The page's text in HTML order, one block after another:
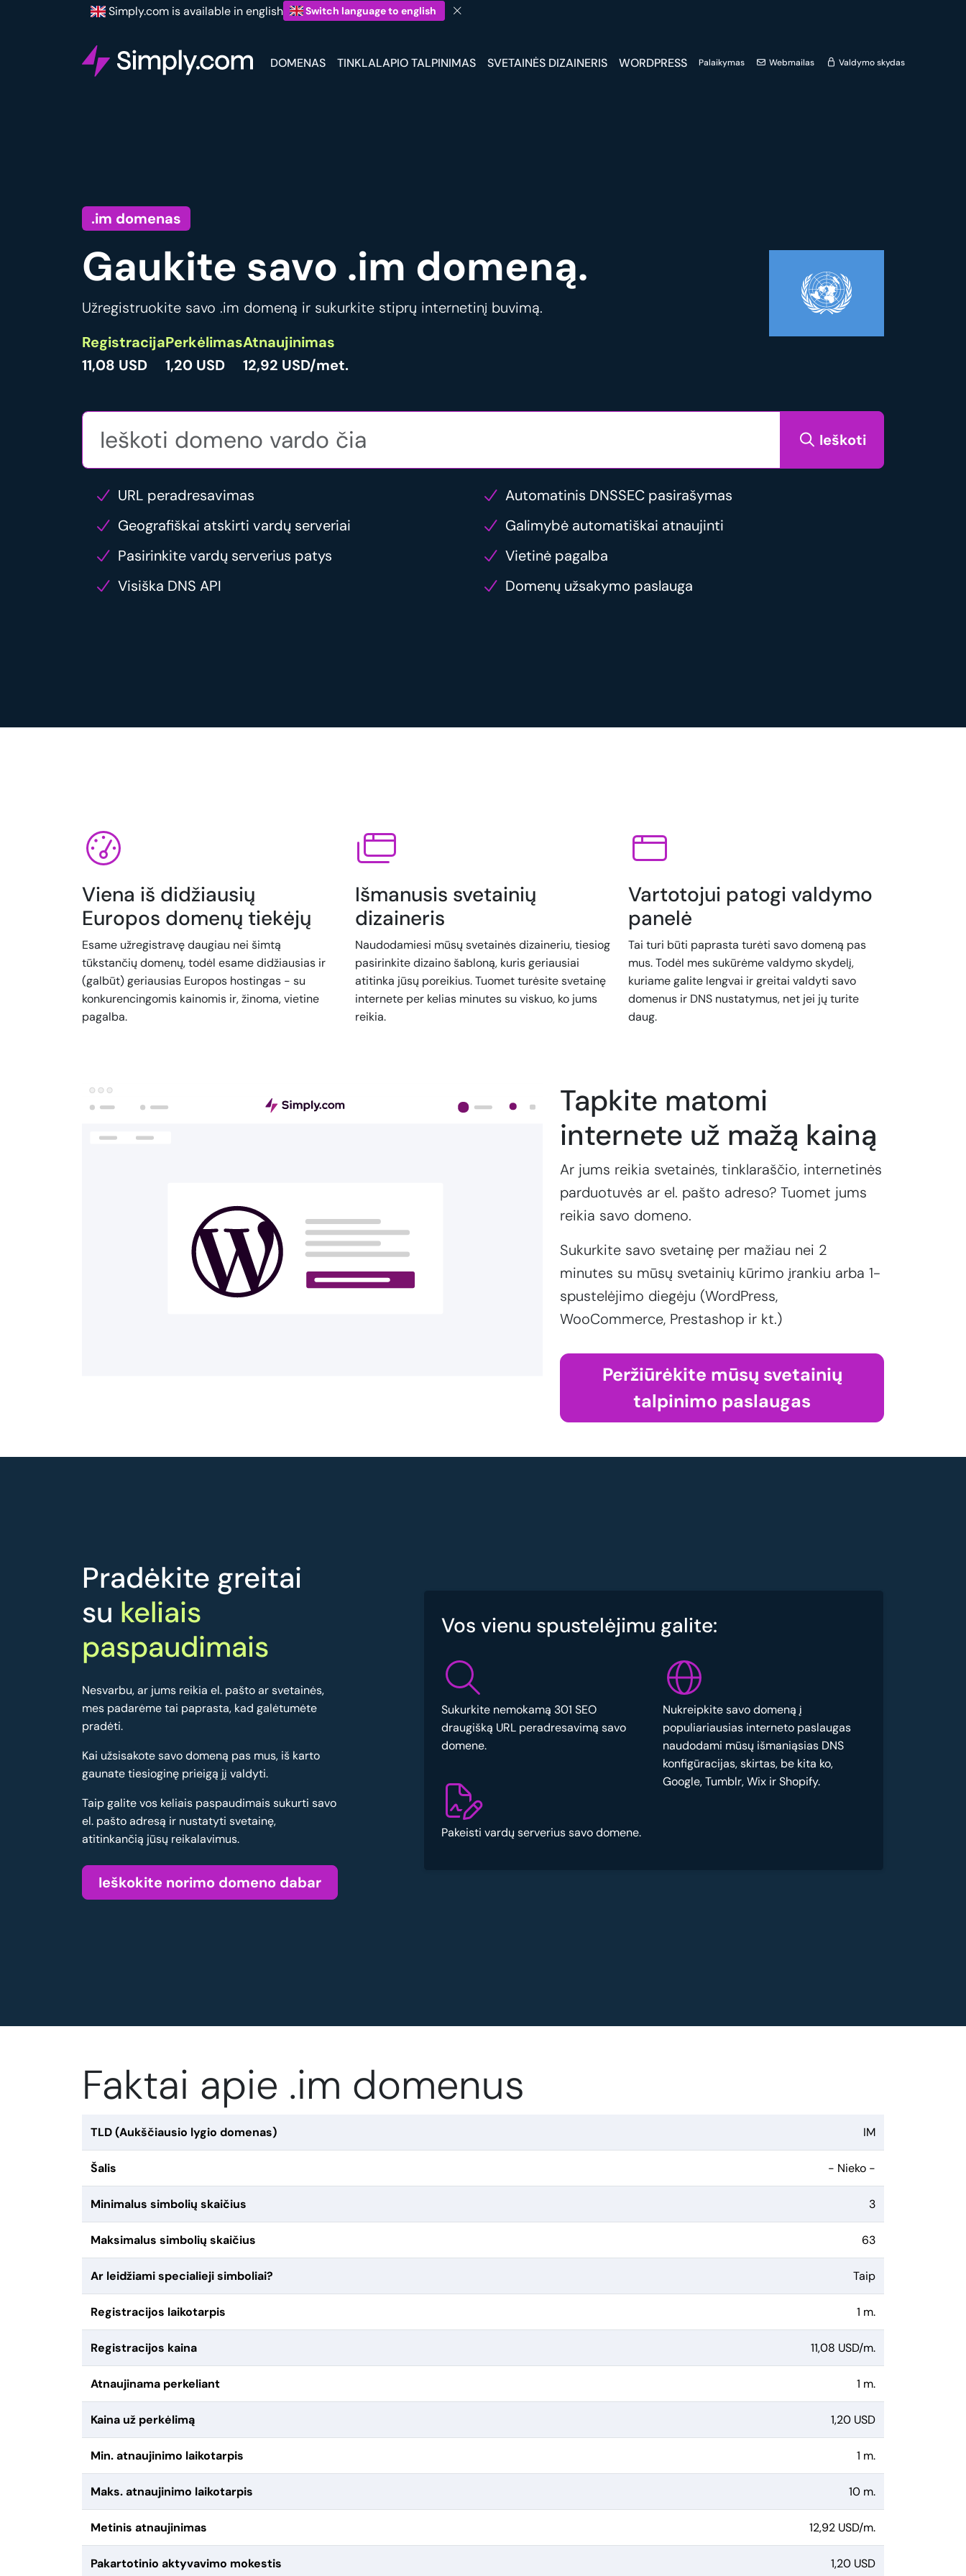
Simply.com is available in english Switch language to english
DOMENAS TINKLALAPIO TALPINIMAS SVETAINĖS DIZAINERIS WORDPRESS Palaikymas Webmailas Valdymo skydas
.im domenas
Gaukite savo .im domeną.
Užregistruokite savo .im domeną ir sukurkite stiprų internetinį buvimą.
Registracija
11,08 USD
Perkėlimas
1,20 USD
Atnaujinimas
12,92 USD/met.
Ieškoti
URL peradresavimas
Automatinis DNSSEC pasirašymas
Geografiškai atskirti vardų serveriai
Galimybė automatiškai atnaujinti
Pasirinkite vardų serverius patys
Vietinė pagalba
Visiška DNS API
Domenų užsakymo paslauga
Viena iš didžiausių
Europos domenų tiekėjų
Esame užregistravę daugiau nei šimtą
tūkstančių domenų, todėl esame didžiausias ir
(galbūt) geriausias Europos hostingas - su
konkurencingomis kainomis ir, žinoma, vietine
pagalba.
Išmanusis svetainių
dizaineris
Naudodamiesi mūsų svetainės dizaineriu, tiesiog
pasirinkite dizaino šabloną, kuris geriausiai
atitinka jūsų poreikius. Tuomet turėsite svetainę
internete per kelias minutes su viskuo, ko jums
reikia.
Vartotojui patogi valdymo
panelė
Tai turi būti paprasta turėti savo domeną pas
mus. Todėl mes sukūrėme valdymo skydelį,
kuriame galite lengvai ir greitai valdyti savo
domenus ir DNS nustatymus, net jei jų turite
daug.
Tapkite matomi
internete už mažą kainą
Ar jums reikia svetainės, tinklaraščio, internetinės
parduotuvės ar el. pašto adreso? Tuomet jums
reikia savo domeno.
Sukurkite savo svetainę per mažiau nei 2
minutes su mūsų svetainių kūrimo įrankiu arba 1-
spustelėjimo diegėju (WordPress,
WooCommerce, Prestashop ir kt.)
Peržiūrėkite mūsų svetainių
talpinimo paslaugas
Pradėkite greitai
su keliais
paspaudimais
Nesvarbu, ar jums reikia el. pašto ar svetainės,
mes padarėme tai paprasta, kad galėtumėte
pradėti.
Kai užsisakote savo domeną pas mus, iš karto
gaunate tiesioginę prieigą jį valdyti.
Taip galite vos keliais paspaudimais sukurti savo
el. pašto adresą ir nustatyti svetainę,
atitinkančią jūsų reikalavimus.
Ieškokite norimo domeno dabar
Vos vienu spustelėjimu galite:
Sukurkite nemokamą 301 SEO
draugišką URL peradresavimą savo
domene.
Pakeisti vardų serverius savo domene.
Nukreipkite savo domeną į
populiariausias interneto paslaugas
naudodami mūsų išmaniąsias DNS
konfigūracijas, skirtas, be kita ko,
Google, Tumblr, Wix ir Shopify.
Faktai apie .im domenus
TLD (Aukščiausio lygio domenas) IM
Šalis - Nieko -
Minimalus simbolių skaičius 3
Maksimalus simbolių skaičius 63
Ar leidžiami specialieji simboliai? Taip
Registracijos laikotarpis 1 m.
Registracijos kaina 11,08 USD/m.
Atnaujinama perkeliant 1 m.
Kaina už perkėlimą 1,20 USD
Min. atnaujinimo laikotarpis 1 m.
Maks. atnaujinimo laikotarpis 10 m.
Metinis atnaujinimas 12,92 USD/m.
Pakartotinio aktyvavimo mokestis 1,20 USD